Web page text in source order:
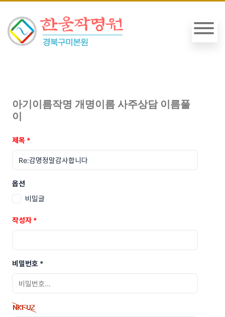
아기이름작명 개명이름 사주상담 이름풀
이
제목 *
옵션
비밀글
작성자 *
비밀번호 *